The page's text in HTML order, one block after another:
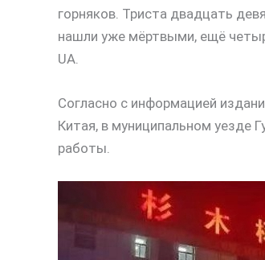
горняков. Триста двадцать
нашли уже мёртвыми, ещё
UA.
Согласно с информацией
Китая, в муниципальном уезде
работы.